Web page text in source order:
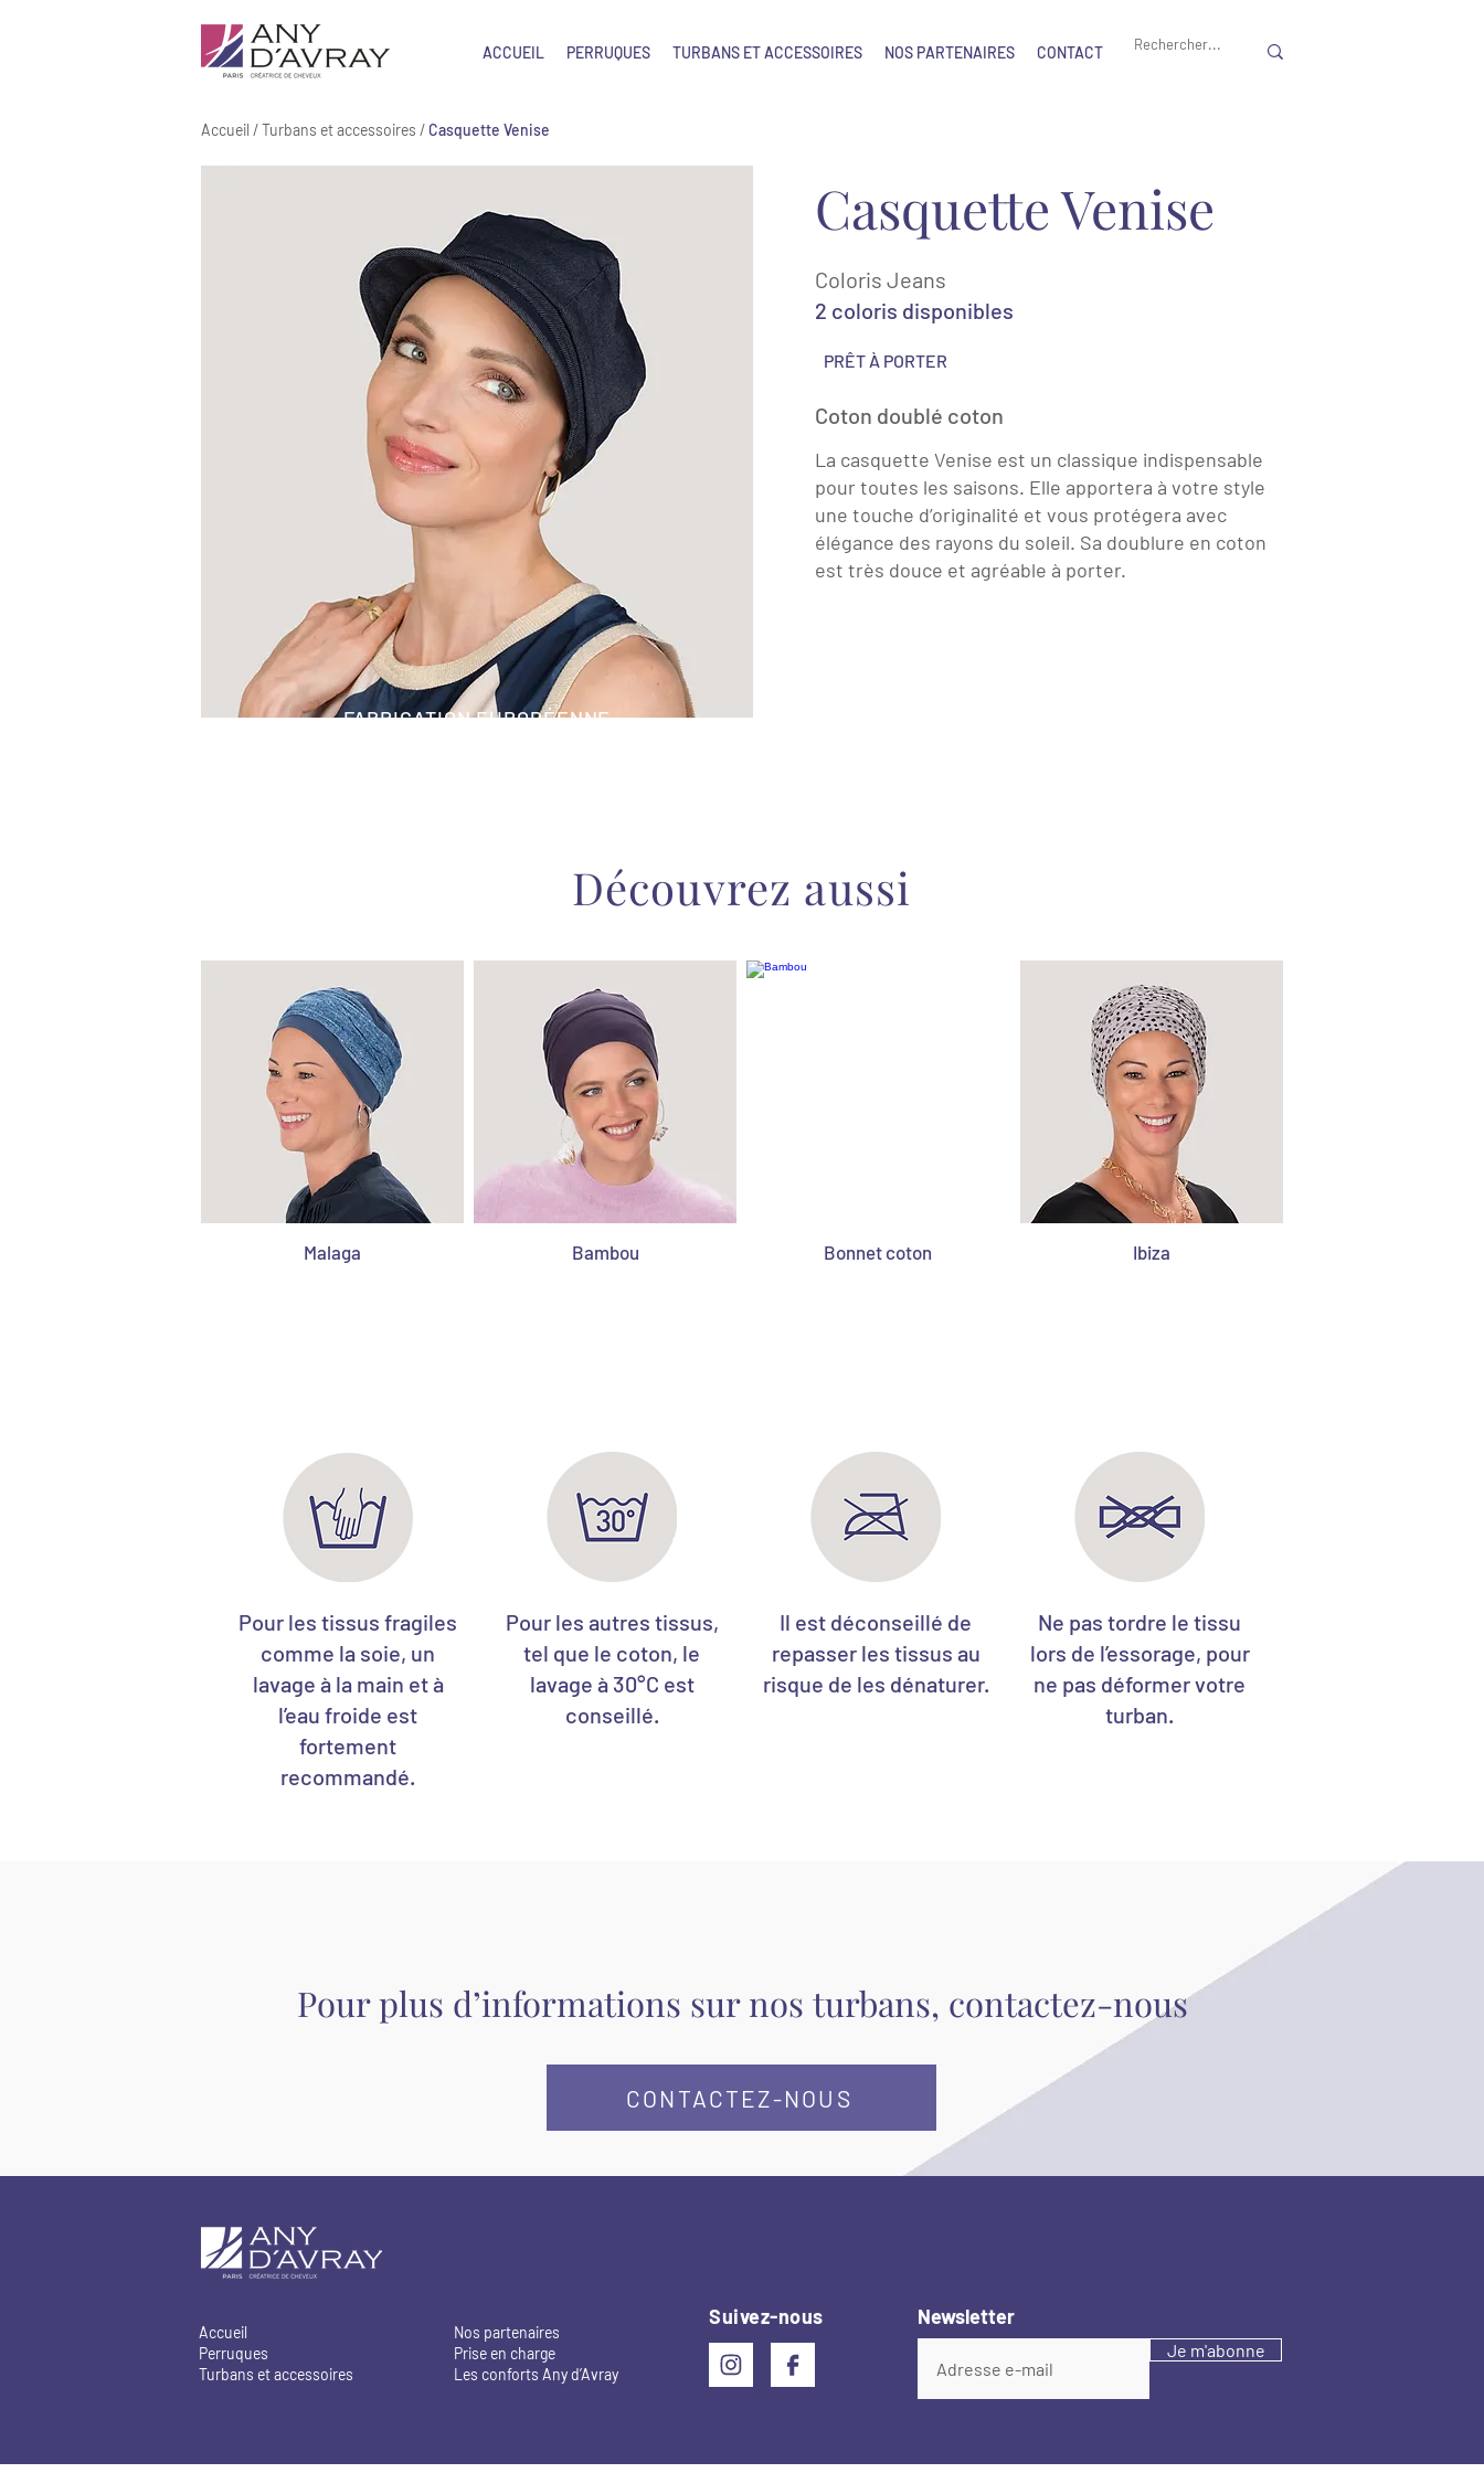
ACCUEIL PERRUQUES TURBANS ET ACCESSOIRES NOS PARTENAIRES CONTACT
Accueil /Turbans et accessoires /Casquette Venise
FABRICATION EUROPÉENNE
Casquette Venise
Coloris Jeans
2 coloris disponibles
PRÊT À PORTER
Coton doublé coton
La casquette Venise est un classique indispensable
pour toutes les saisons. Elle apportera à votre style
une touche d’originalité et vous protégera avec
élégance des rayons du soleil. Sa doublure en coton
est très douce et agréable à porter.
Découvrez aussi
Malaga Bambou Bonnet coton Ibiza
Pour les tissus fragiles
comme la soie, un
lavage à la main et à
l’eau froide est
fortement
recommandé.
Pour les autres tissus,
tel que le coton, le
lavage à 30°C est
conseillé.
Il est déconseillé de
repasser les tissus au
risque de les dénaturer.
Ne pas tordre le tissu
lors de l’essorage, pour
ne pas déformer votre
turban.
Pour plus d’informations sur nos turbans, contactez-nous
CONTACTEZ-NOUS
Accueil
Perruques
Turbans et accessoires
Nos partenaires
Prise en charge
Les conforts Any d’Avray
Suivez-nous Newsletter
Je m'abonne